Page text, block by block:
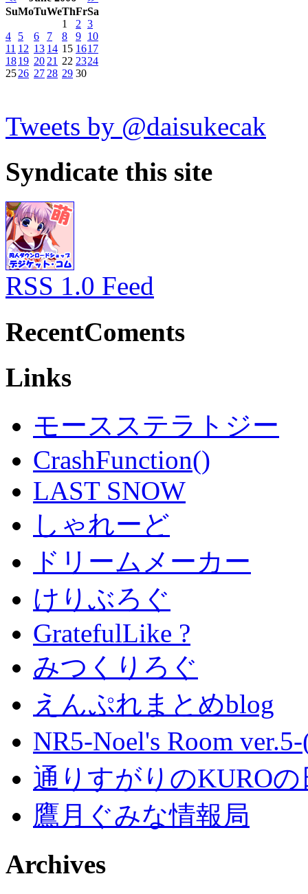
SuMoTuWeThFrSa
1
2 3
4
5 6 7 8 9 10
11 12 13 14 15 1617
1819 20 21 22 2324
2526 27 28 29 30
Tweets by @daisukecak
Syndicate this site
RSS 1.0 Feed
RecentComents
Links
モースステラトジー
CrashFunction()
LAST SNOW
しゃれーど
ドリームメーカー
けりぶろぐ
GratefulLike ?
みつくりろぐ
えんぷれまとめblog
NR5-Noel's Room
通りすがりのKURO
鷹月ぐみな情報局
Archives